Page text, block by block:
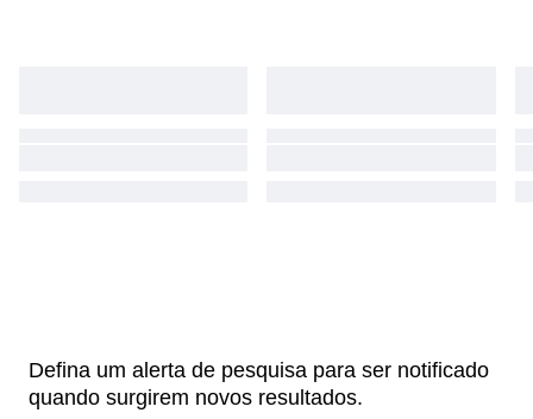
Defina um alerta de pesquisa para ser notificado
quando surgirem novos resultados.